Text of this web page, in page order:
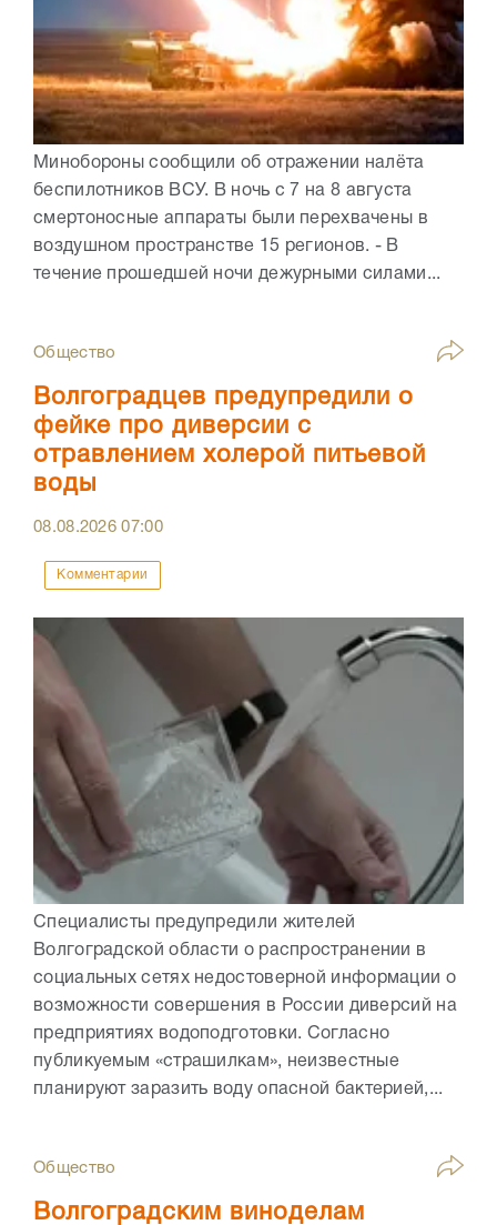
Минобороны сообщили об отражении налёта
беспилотников ВСУ. В ночь с 7 на 8 августа
смертоносные аппараты были перехвачены в
воздушном пространстве 15 регионов. - В
течение прошедшей ночи дежурными силами...
Общество
Волгоградцев предупредили о
фейке про диверсии с
отравлением холерой питьевой
воды
08.08.202607:00
Комментарии
Специалисты предупредили жителей
Волгоградской области о распространении в
социальных сетях недостоверной информации о
возможности совершения в России диверсий на
предприятиях водоподготовки. Согласно
публикуемым «страшилкам», неизвестные
планируют заразить воду опасной бактерией,...
Общество
Волгоградским виноделам